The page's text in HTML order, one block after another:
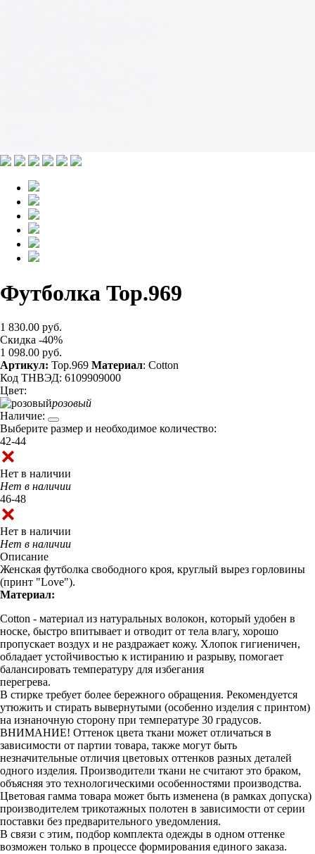
Футболка Top.969
1 830.00 руб.
Скидка -40%
1 098.00 руб.
Артикул: Top.969 Материал: Cotton
Код ТНВЭД: 6109909000
Цвет:
розовый
Наличие:
Выберите размер и необходимое количество:
42-44
Нет в наличии
Нет в наличии
46-48
Нет в наличии
Нет в наличии
Описание
Женская футболка свободного кроя, круглый вырез горловины
(принт "Love").
Материал:
Cotton - материал из натуральных волокон, который удобен в
носке, быстро впитывает и отводит от тела влагу, хорошо
пропускает воздух и не раздражает кожу. Хлопок гигиеничен,
обладает устойчивостью к истиранию и разрыву, помогает
балансировать температуру для избегания
перегрева.
В стирке требует более бережного обращения. Рекомендуется
утюжить и стирать вывернутыми (особенно изделия с принтом)
на изнаночную сторону при температуре 30 градусов.
ВНИМАНИЕ! Оттенок цвета ткани может отличаться в
зависимости от партии товара, также могут быть
незначительные отличия цветовых оттенков разных деталей
одного изделия. Производители ткани не считают это браком,
объясняя это технологическими особенностями производства.
Цветовая гамма товара может быть изменена (в рамках допуска)
производителем трикотажных полотен в зависимости от серии
поставки без предварительного уведомления.
В связи с этим, подбор комплекта одежды в одном оттенке
возможен только в процессе формирования единого заказа.